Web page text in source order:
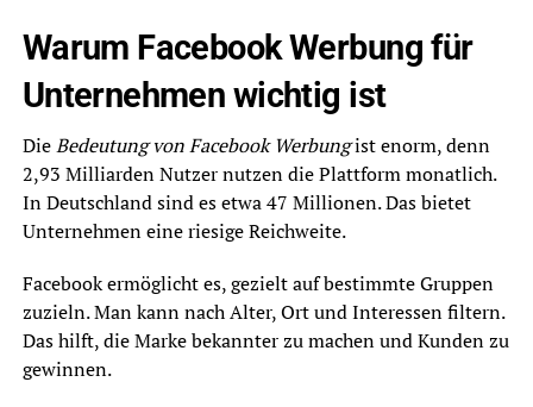
Warum Facebook Werbung für
Unternehmen wichtig ist
DieBedeutung von Facebook Werbungist enorm, denn
2,93 Milliarden Nutzer nutzen die Plattform monatlich.
In Deutschland sind es etwa 47 Millionen. Das bietet
Unternehmen eine riesige Reichweite.
Facebook ermöglicht es, gezielt auf bestimmte Gruppen
zuzieln. Man kann nach Alter, Ort und Interessen filtern.
Das hilft, die Marke bekannter zu machen und Kunden zu
gewinnen.